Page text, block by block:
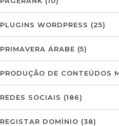
PLUGINS WORDPRESS (25)
PRIMAVERA ÁRABE (5)
PRODUÇÃO DE CONTEÚDOS
REDES SOCIAIS (186)
REGISTAR DOMÍNIO (38)